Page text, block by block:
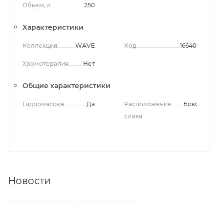
Объем, л 250
Характеристики
Коллекция WAVE
Хромотерапия Нет
Код 16640
Общие характеристики
Гидромассаж Да
Расположение
слива
Боковое
Новости